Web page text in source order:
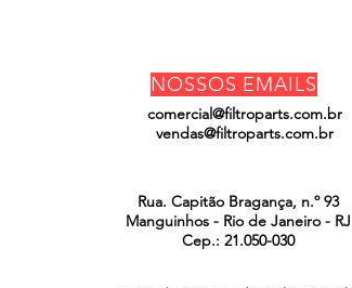
NOSSOS EMAILS
comercial@filtroparts.com.br
vendas@filtroparts.com.br
Rua. Capitão Bragança, n.º 93
Manguinhos - Rio de Janeiro - RJ
Cep.: 21.050-030